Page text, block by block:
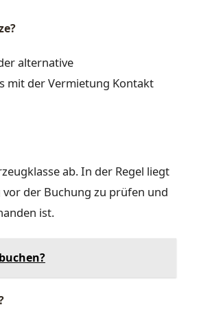
alternative
mit der Vermietung Kontakt
ab. In der Regel liegt
vor der Buchung zu prüfen und
ist.